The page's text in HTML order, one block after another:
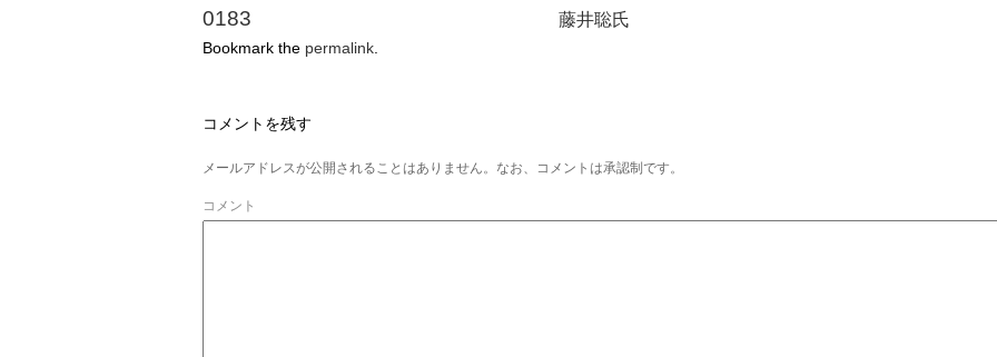
0183 藤井聡氏
Bookmark the permalink
コメントを残す
メールアドレスが公開されることはありません。なお、コメントは承認制です。
コメント